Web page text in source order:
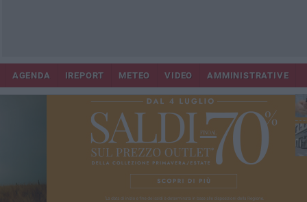
AGENDA IREPORT METEO VIDEO AMMINISTRATIVE